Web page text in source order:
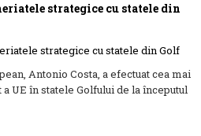
strategice cu statele din
Antonio Costa, a efectuat cea mai
UE în statele Golfului de la începutul